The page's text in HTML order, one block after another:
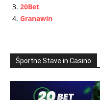
20Bet
Granawin
Športne Stave in Casino